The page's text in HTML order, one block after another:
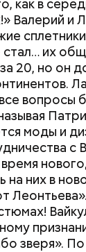
как в
Валерий и
стал… их
20, но он
вопросы
моды и
с
на них в
зверя».